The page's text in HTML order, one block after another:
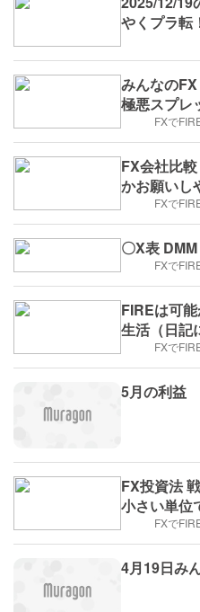
やくプラ転
みんなの
極悪スプレ
FXで
FX会社比
かお願いし
FXで
〇X表
FXで
FIREは可
生活（日記
FXで
5月の利益
FX投資法
小さい単位
FXで
4月19日み